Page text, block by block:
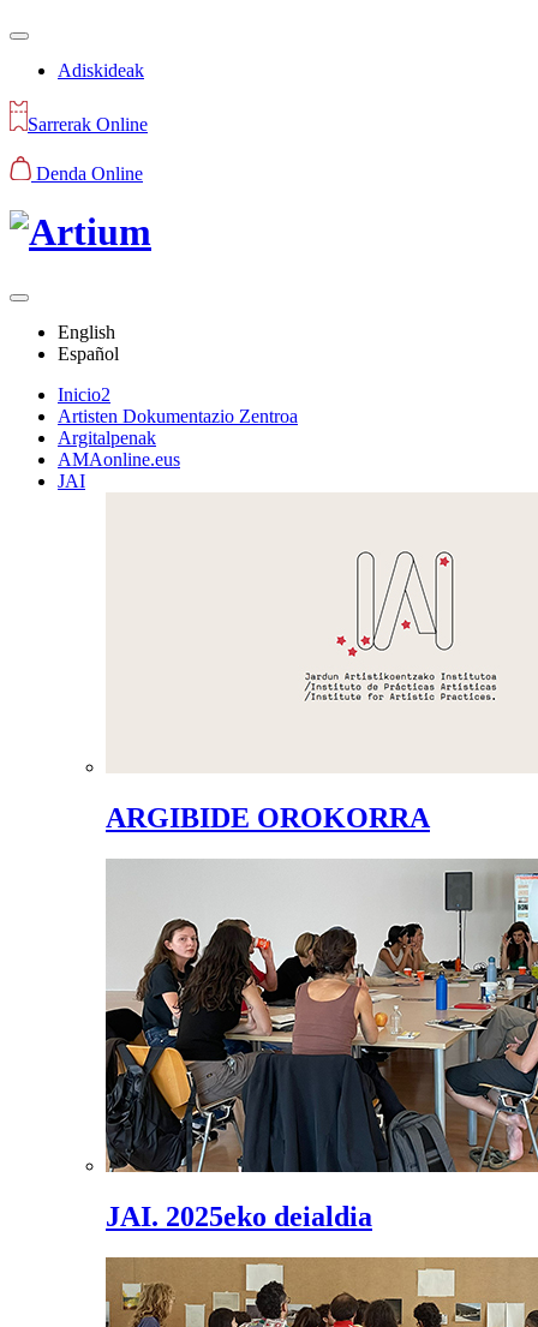
Adiskideak
Sarrerak Online
Denda Online
English
Español
Inicio2
Artisten Dokumentazio Zentroa
Argitalpenak
AMAonline.eus
JAI
ARGIBIDE OROKORRA
JAI. 2025eko deialdia